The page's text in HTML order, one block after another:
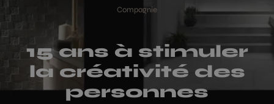
Compagnie
15 ans à stimuler
la créativité des
personnes